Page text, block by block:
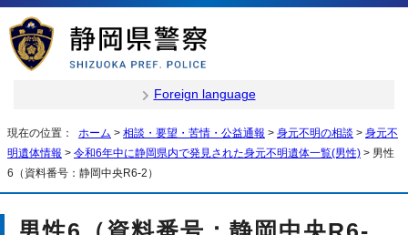
Foreign language
現在の位置： ホーム > 相談・要望・苦情・公益通報 > 身元不明の相談 > 身元不
明遺体情報 > 令和6年中に静岡県内で発見された身元不明遺体一覧(男性) > 男性
6（資料番号：静岡中央R6-2）